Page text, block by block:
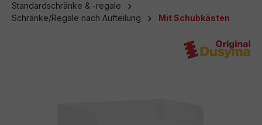
Standardschränke & -regale
Schränke/Regale nach Aufteilung
Mit Schubkästen